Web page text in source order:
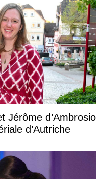
Jérôme d’Ambrosio
d’Autriche